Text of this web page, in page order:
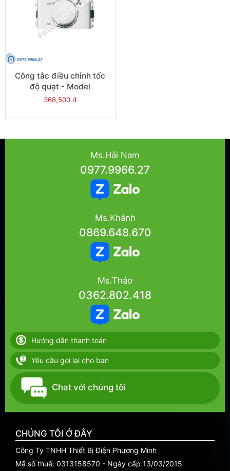
Công tắc điều chỉnh tốc
độ quạt - Model
3031V400FM_K_WE
368,500 đ
Ms.Hải Nam
0977.9966.27
Ms.Khánh
0869.648.670
Ms.Thảo
0362.802.418
Hướng dẫn thanh toán
Yêu cầu gọi lại cho bạn
Chat với chúng tôi
CHÚNG TÔI Ở ĐÂY
Công Ty TNHH Thiết Bị Điện Phương Minh
Mã số thuế: 0313158570 - Ngày cấp 13/03/2015